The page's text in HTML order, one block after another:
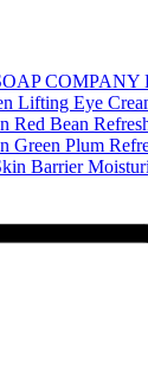
COMPANY
Lifting Eye
Red Bean
Green Plum
Barrier